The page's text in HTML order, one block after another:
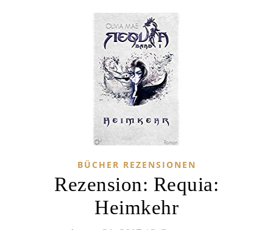
BÜCHER REZENSIONEN
Rezension: Requia:
Heimkehr